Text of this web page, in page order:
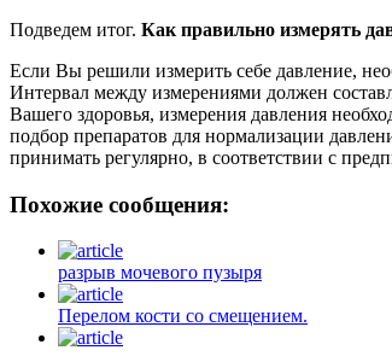
Подведем итог. Как правильно измерять
Если Вы решили измерить себе давление,
Интервал между измерениями должен
Вашего здоровья, измерения давления
подбор препаратов для нормализации
принимать регулярно, в соответствии с
Похожие сообщения:
разрыв мочевого пузыря
Перелом кости со смещением.